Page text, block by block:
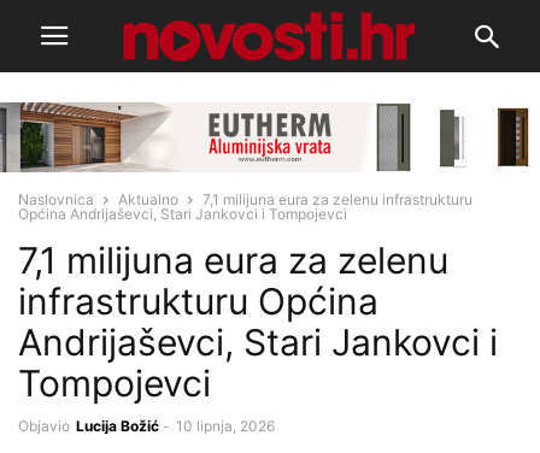
Naslovnica Aktualno
7,1 milijuna eura za zelenu infrastrukturu
Općina Andrijaševci, Stari Jankovci i Tompojevci
7,1 milijuna eura za zelenu
infrastrukturu Općina
Andrijaševci, Stari Jankovci i
Tompojevci
Objavio Lucija Božić - 10 lipnja, 2026